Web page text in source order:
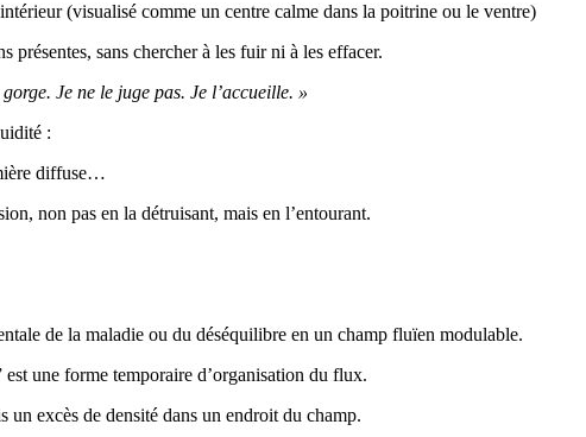
(visualisé comme un centre calme dans la poitrine ou le ventre)
présentes, sans chercher à les fuir ni à les effacer.
Je ne le juge pas. Je l’accueille. »
:
diffuse…
non pas en la détruisant, mais en l’entourant.
de la maladie ou du déséquilibre en un champ fluïen modulable.
une forme temporaire d’organisation du flux.
un excès de densité dans un endroit du champ.